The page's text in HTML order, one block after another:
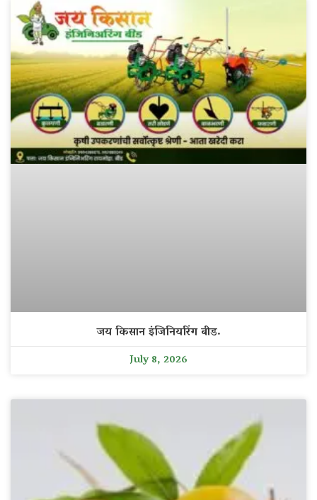
जय किसान इंजिनियरिंग बीड.
July 8, 2026